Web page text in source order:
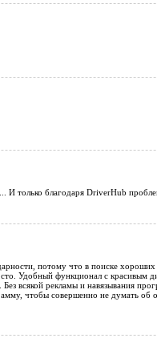
только благодаря DriverHub
потому что в поиске
Удобный функционал с красивым
всякой рекламы и навязывания
чтобы совершенно не думать об